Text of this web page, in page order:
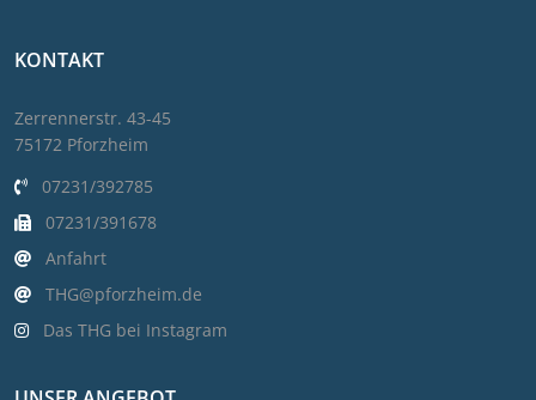
KONTAKT
Zerrennerstr. 43-45
75172 Pforzheim
07231/392785
07231/391678
Anfahrt
THG@pforzheim.de
Das THG bei Instagram